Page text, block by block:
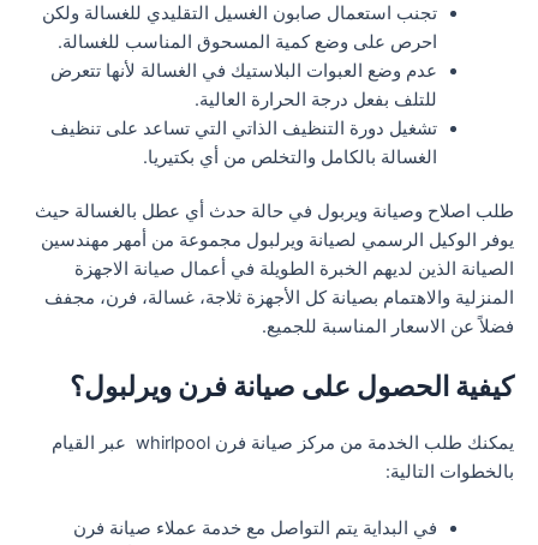
تجنب استعمال صابون الغسيل التقليدي للغسالة ولكن
احرص على وضع كمية المسحوق المناسب للغسالة.
عدم وضع العبوات البلاستيك في الغسالة لأنها تتعرض
للتلف بفعل درجة الحرارة العالية.
تشغيل دورة التنظيف الذاتي التي تساعد على تنظيف
الغسالة بالكامل والتخلص من أي بكتيريا.
طلب اصلاح وصيانة ويربول في حالة حدث أي عطل بالغسالة حيث
يوفر الوكيل الرسمي لصيانة ويرلبول مجموعة من أمهر مهندسين
الصيانة الذين لديهم الخبرة الطويلة في أعمال صيانة الاجهزة
المنزلية والاهتمام بصيانة كل الأجهزة ثلاجة، غسالة، فرن، مجفف
فضلاً عن الاسعار المناسبة للجميع.
كيفية الحصول على صيانة فرن ويرلبول؟
يمكنك طلب الخدمة من مركز صيانة فرن whirlpool عبر القيام
بالخطوات التالية:
في البداية يتم التواصل مع خدمة عملاء صيانة فرن